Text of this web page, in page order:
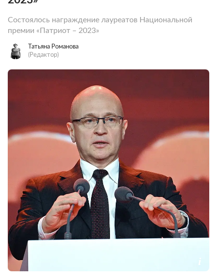
Состоялось награждение лауреатов Национальной
премии «Патриот – 2023»
Татьяна Романова
(Редактор)